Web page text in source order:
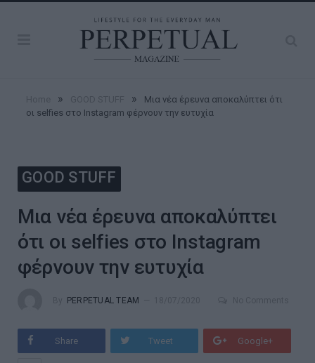
» »
Μια νέα έρευνα αποκαλύπτει ότι
οι selfies στο Instagram φέρνουν την ευτυχία
GOOD STUFF
Μια νέα έρευνα αποκαλύπτει
ότι οι selfies στο Instagram
φέρνουν την ευτυχία
PERPETUAL TEAM
Share Tweet Google+